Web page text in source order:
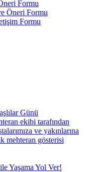
Formu
Öneri Formu
Formu
Günü
ekibi tarafından
ve yakınlarına
mehteran gösterisi
Yaşama Yol Ver!